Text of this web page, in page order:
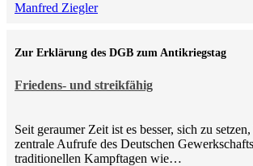
Manfred Ziegler
Friedens- und streikfähig
Zur Erklärung des DGB zum Antikriegstag
Seit geraumer Zeit ist es besser, sich zu
zentrale Aufrufe des Deutschen
traditionellen Kampftagen wie…